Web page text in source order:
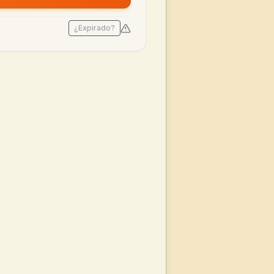
¿Expirado?